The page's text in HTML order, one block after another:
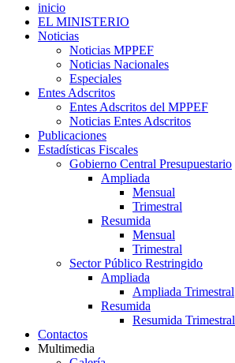
inicio
EL MINISTERIO
Noticias
Noticias MPPEF
Noticias Nacionales
Especiales
Entes Adscritos
Entes Adscritos del MPPEF
Noticias Entes Adscritos
Publicaciones
Estadísticas Fiscales
Gobierno Central Presupuestario
Ampliada
Mensual
Trimestral
Resumida
Mensual
Trimestral
Sector Público Restringido
Ampliada
Ampliada Trimestral
Resumida
Resumida Trimestral
Contactos
Multimedia